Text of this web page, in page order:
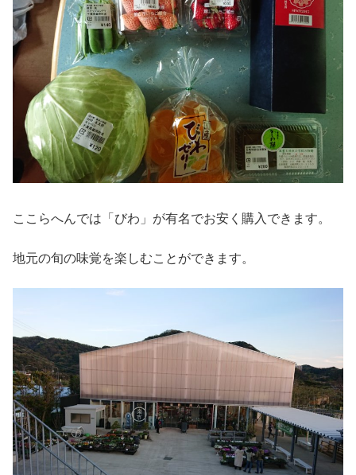
ここらへんでは「びわ」が有名でお安く購入できます。
地元の旬の味覚を楽しむことができます。